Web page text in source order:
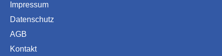
Impressum
Datenschutz
AGB
Kontakt